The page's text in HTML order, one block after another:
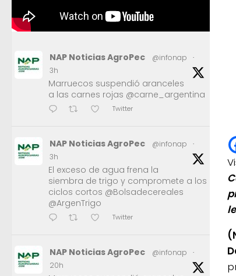
NAP Noticias AgroPec @infonap
·
3h
Marruecos suspendió aranceles
a las carnes rojas @carne_argentina
Twitter
NAP Noticias AgroPec @infonap
·
3h
El exceso de agua frena la
siembra de trigo y compromete a los
ciclos cortos @Bolsadecereales
@ArgenTrigo
Twitter
NAP Noticias AgroPec @infonap
·
20h